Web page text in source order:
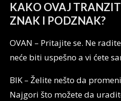
KAKO OVAJ
ZNAK I PODZNAK?
OVAN – Pritajite se. Ne
neće biti uspešno a vi ćete
BIK – Želite nešto da
Najgori što možete da